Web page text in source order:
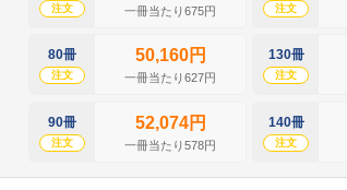
注文 一冊当たり675円
80冊
注文
50,160円
一冊当たり627円
90冊
注文
52,074円
一冊当たり578円
注文
130冊
注文
140冊
注文